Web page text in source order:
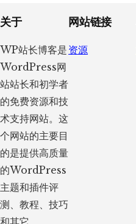
Footer
关于
WP站长博客是
WordPress网
站站长和初学者
的免费资源和技
术支持网站。这
个网站的主要目
的是提供高质量
的WordPress
主题和插件评
测、教程、技巧
网站链接
资源